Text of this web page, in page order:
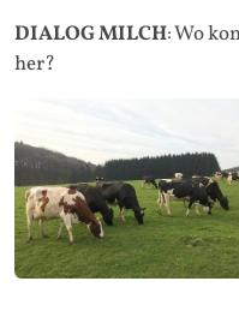
DIALOG MILCH: Wo
her?